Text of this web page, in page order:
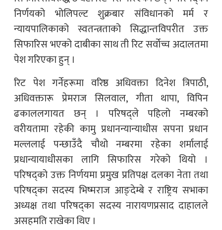
निर्णयको भोलिपल्ट शुक्रबार संविधानको मर्म र
न्यायपालिकाको स्वतन्त्रताको सिद्धान्तविपरीत उक्त
सिफारिस भएको दाबीका साथ ती रिट सर्वोच्च अदालतमा
पेश गरिएका हुन् ।
रिट पेश गर्नेहरूमा वरिष्ठ अधिवक्ता दिनेश त्रिपाठी,
अधिवक्तारू प्रेमराज सिलवाल, गीता थापा, विपिन
ढकाललगायत छन् । परिषद्ले पहिलो नम्बरको
वरीयतामा रहेकी कामु प्रधानन्यान्याधीस सपना प्रधान
मल्ललाई पन्छाउँदै चौथो नम्बरमा रहेका शर्मालाई
प्रधान्यायाधीसका लागि सिफारिस गरेको थियो ।
परिषद्को उक्त निर्णयमा प्रमुख प्रतिपक्ष दलका नेता तथा
परिषद्का सदस्य भिष्मराज आङ्देम्बे र राष्ट्रिय सभाका
अध्यक्ष तथा परिषद्का सदस्य नारायणप्रसाद दाहालले
असहमति राखेका थिए ।